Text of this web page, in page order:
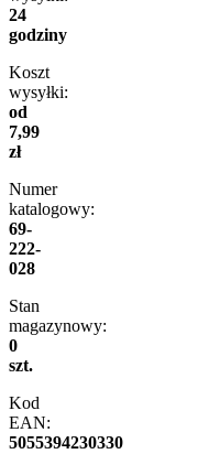
24
godziny
Koszt
wysyłki:
od
7,99
zł
Numer
katalogowy:
69-
222-
028
Stan
magazynowy:
0
szt.
Kod
EAN:
5055394230330